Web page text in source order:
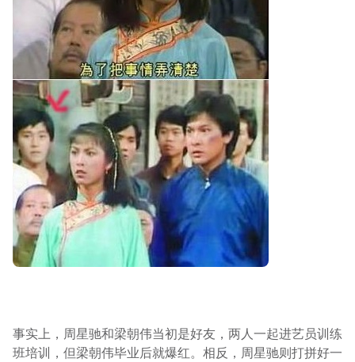
事实上，周星驰和梁朝伟当初是好友，两人一起进艺员训练
班培训，但梁朝伟毕业后就爆红。相反，周星驰则打拼好一